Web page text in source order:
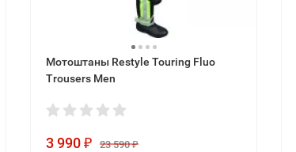
Мотоштаны Restyle Touring Fluo
Trousers Men
3 990 ₽ 23 590 ₽